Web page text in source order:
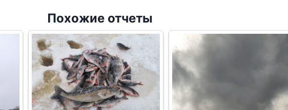
Похожие отчеты